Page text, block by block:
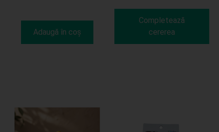
Adaugă în coș
Completează
cererea